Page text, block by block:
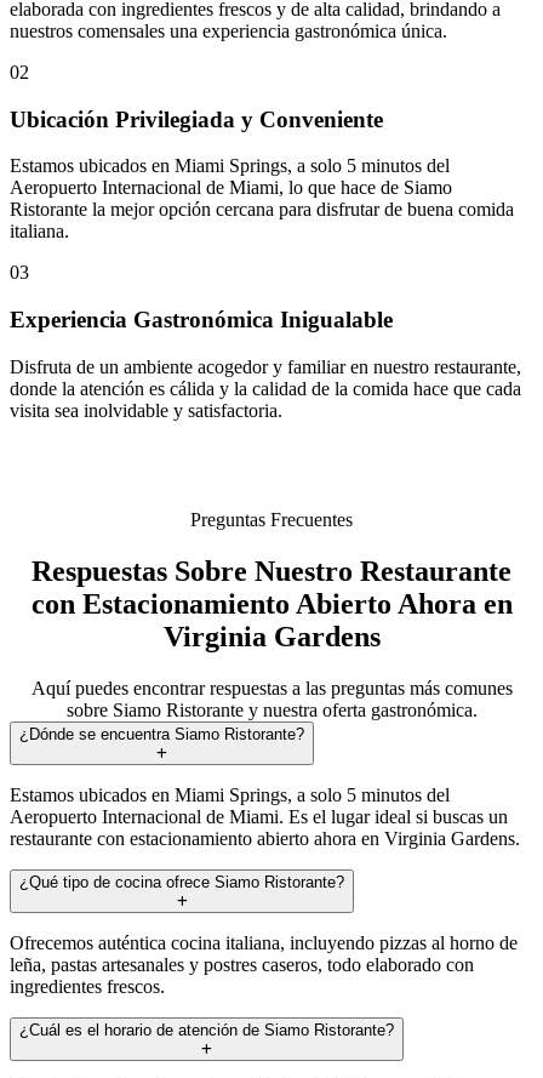
elaborada con ingredientes frescos y de alta calidad, brindando a
nuestros comensales una experiencia gastronómica única.
02
Ubicación Privilegiada y Conveniente
Estamos ubicados en Miami Springs, a solo 5 minutos del
Aeropuerto Internacional de Miami, lo que hace de Siamo
Ristorante la mejor opción cercana para disfrutar de buena comida
italiana.
03
Experiencia Gastronómica Inigualable
Disfruta de un ambiente acogedor y familiar en nuestro restaurante,
donde la atención es cálida y la calidad de la comida hace que cada
visita sea inolvidable y satisfactoria.
Preguntas Frecuentes
Respuestas Sobre Nuestro Restaurante
con Estacionamiento Abierto Ahora en
Virginia Gardens
Aquí puedes encontrar respuestas a las preguntas más comunes
sobre Siamo Ristorante y nuestra oferta gastronómica.
¿Dónde se encuentra Siamo Ristorante?
Estamos ubicados en Miami Springs, a solo 5 minutos del
Aeropuerto Internacional de Miami. Es el lugar ideal si buscas un
restaurante con estacionamiento abierto ahora en Virginia Gardens.
¿Qué tipo de cocina ofrece Siamo Ristorante?
Ofrecemos auténtica cocina italiana, incluyendo pizzas al horno de
leña, pastas artesanales y postres caseros, todo elaborado con
ingredientes frescos.
¿Cuál es el horario de atención de Siamo Ristorante?